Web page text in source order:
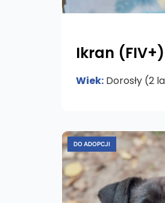
Ikran (FIV+)
Wiek: Dorosły (2
DO ADOPCJI